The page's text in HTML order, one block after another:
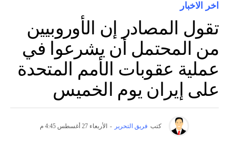
اخر الاخبار
تقول المصادر إن الأوروبيين
من المحتمل أن يشرعوا في
عملية عقوبات الأمم المتحدة
على إيران يوم الخميس
كتب فريق التحرير - الأربعاء 27 أغسطس 4:45 م